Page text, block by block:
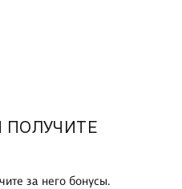
ПОЛУЧИТЕ
за него бонусы.